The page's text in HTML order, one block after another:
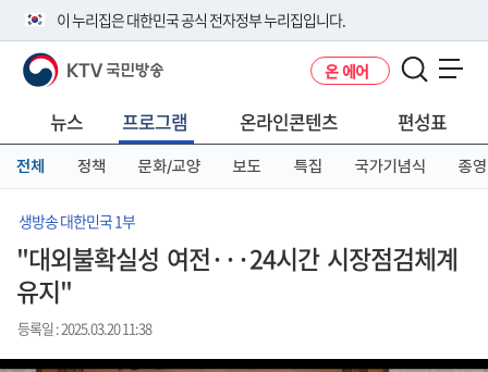
이 누리집은 대한민국 공식 전자정부 누리집입니다.
공식 누리집 주소 확인하기
니다.
이밖에 or.kr 또는 .kr등 다른 도메인 주소를 사용하고 있다면 아래 URL에
서 도메인 주소를 확인해 보세요
KTV 국민방송 온 에어
뉴스 프로그램 온라인콘텐츠 편성표
전체 정책 문화/교양 보도 특집 국가기념식 종영
생방송 대한민국 1부
"대외불확실성 여전···24시간 시장점검체계
유지"
등록일 : 2025.03.20 11:38